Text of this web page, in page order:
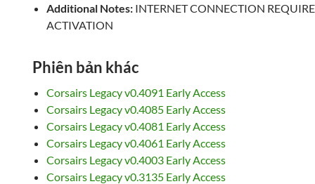
Additional Notes: INTERNET CONNECTION
ACTIVATION
Phiên bản khác
Corsairs Legacy v0.4091 Early Access
Corsairs Legacy v0.4085 Early Access
Corsairs Legacy v0.4081 Early Access
Corsairs Legacy v0.4061 Early Access
Corsairs Legacy v0.4003 Early Access
Corsairs Legacy v0.3135 Early Access